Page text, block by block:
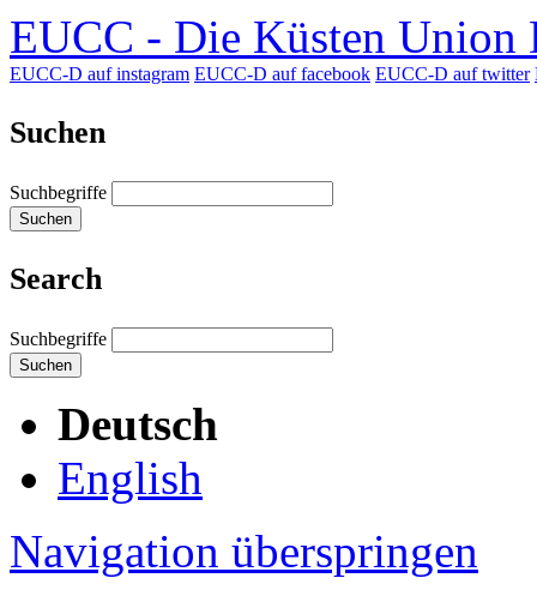
EUCC - Die Küsten Union
EUCC-D auf instagram EUCC-D auf facebook EUCC-D auf twitter
Suchen
Suchbegriffe
Suchen
Search
Suchbegriffe
Suchen
Deutsch
English
Navigation überspringen